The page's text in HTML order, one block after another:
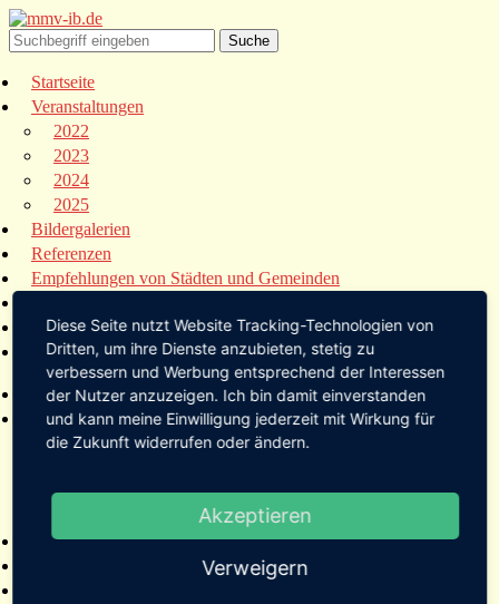
Startseite
Veranstaltungen
2022
2023
2024
2025
Bildergalerien
Referenzen
Empfehlungen von Städten und Gemeinden
Links
Kontakt
Startseite
Veranstaltungen
2022
2024
Bildergalerien
Diese Seite nutzt Website Tracking-Technologien von
Dritten, um ihre Dienste anzubieten, stetig zu
verbessern und Werbung entsprechend der Interessen
der Nutzer anzuzeigen. Ich bin damit einverstanden
und kann meine Einwilligung jederzeit mit Wirkung für
die Zukunft widerrufen oder ändern.
Akzeptieren
Verweigern